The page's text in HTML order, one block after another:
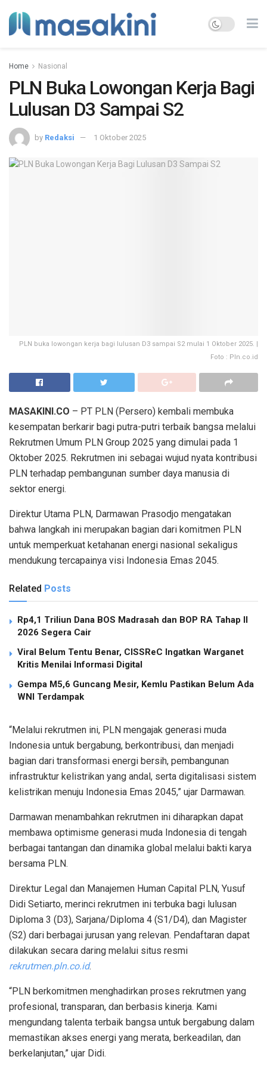
Home Nasional
PLN Buka Lowongan Kerja Bagi
Lulusan D3 Sampai S2
by Redaksi 1 Oktober 2025
PLN buka lowongan kerja bagi lulusan D3 sampai S2 mulai 1 Oktober 2025. |
Foto : Pln.co.id
MASAKINI.CO – PT PLN (Persero) kembali membuka
kesempatan berkarir bagi putra-putri terbaik bangsa melalui
Rekrutmen Umum PLN Group 2025 yang dimulai pada 1
Oktober 2025. Rekrutmen ini sebagai wujud nyata kontribusi
PLN terhadap pembangunan sumber daya manusia di
sektor energi.
Direktur Utama PLN, Darmawan Prasodjo mengatakan
bahwa langkah ini merupakan bagian dari komitmen PLN
untuk memperkuat ketahanan energi nasional sekaligus
mendukung tercapainya visi Indonesia Emas 2045.
Related Posts
Rp4,1 Triliun Dana BOS Madrasah dan BOP RA Tahap II
2026 Segera Cair
Viral Belum Tentu Benar, CISSReC Ingatkan Warganet
Kritis Menilai Informasi Digital
Gempa M5,6 Guncang Mesir, Kemlu Pastikan Belum Ada
WNI Terdampak
“Melalui rekrutmen ini, PLN mengajak generasi muda
Indonesia untuk bergabung, berkontribusi, dan menjadi
bagian dari transformasi energi bersih, pembangunan
infrastruktur kelistrikan yang andal, serta digitalisasi sistem
kelistrikan menuju Indonesia Emas 2045,” ujar Darmawan.
Darmawan menambahkan rekrutmen ini diharapkan dapat
membawa optimisme generasi muda Indonesia di tengah
berbagai tantangan dan dinamika global melalui bakti karya
bersama PLN.
Direktur Legal dan Manajemen Human Capital PLN, Yusuf
Didi Setiarto, merinci rekrutmen ini terbuka bagi lulusan
Diploma 3 (D3), Sarjana/Diploma 4 (S1/D4), dan Magister
(S2) dari berbagai jurusan yang relevan. Pendaftaran dapat
dilakukan secara daring melalui situs resmi
rekrutmen.pln.co.id.
“PLN berkomitmen menghadirkan proses rekrutmen yang
profesional, transparan, dan berbasis kinerja. Kami
mengundang talenta terbaik bangsa untuk bergabung dalam
memastikan akses energi yang merata, berkeadilan, dan
berkelanjutan,” ujar Didi.